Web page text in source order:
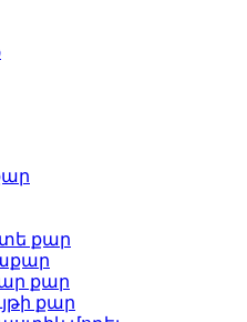
քար
քար
քար